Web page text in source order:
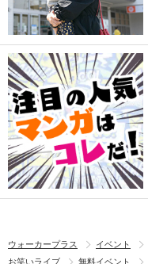
ウォーカープラス イベント
お笑いライブ
無料イベント